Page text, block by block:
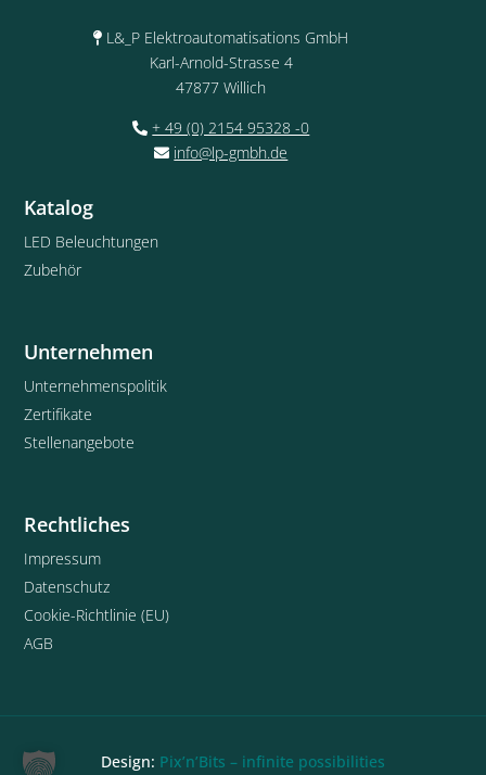
L&_P Elektroautomatisations GmbH
Karl-Arnold-Strasse 4
47877 Willich
+ 49 (0) 2154 95328 -0
info@lp-gmbh.de
Katalog
LED Beleuchtungen
Zubehör
Unternehmen
Unternehmenspolitik
Zertifikate
Stellenangebote
Rechtliches
Impressum
Datenschutz
Cookie-Richtlinie (EU)
AGB
Design: Pix’n’Bits – infinite possibilities